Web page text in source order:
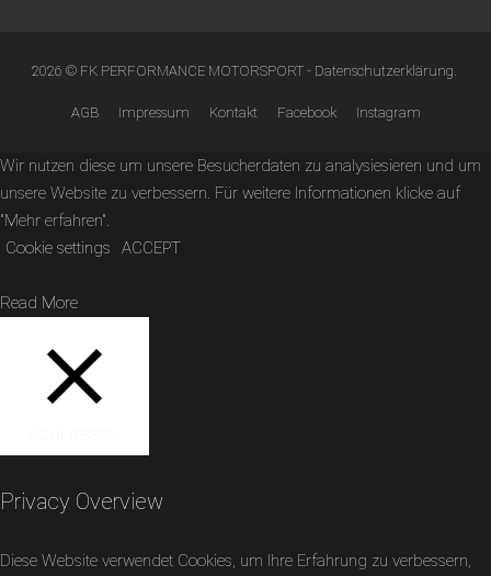
2026 © FK PERFORMANCE MOTORSPORT - Datenschutzerklärung.
AGB Impressum Kontakt Facebook Instagram
Wir nutzen diese um unsere Besucherdaten zu analysiesieren und um
unsere Website zu verbessern. Für weitere Informationen klicke auf
"Mehr erfahren".
Cookie settings
ACCEPT
Read More
Privacy Overview
Diese Website verwendet Cookies, um Ihre Erfahrung zu verbessern,